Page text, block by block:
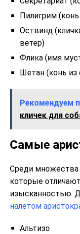
Пилигрим
Оствинд
ветер)
Флика (имя
Шетан (конь
Рекомендуем
кличек для
Самые
Среди
которые
изысканностью.
налетом
Альтизо